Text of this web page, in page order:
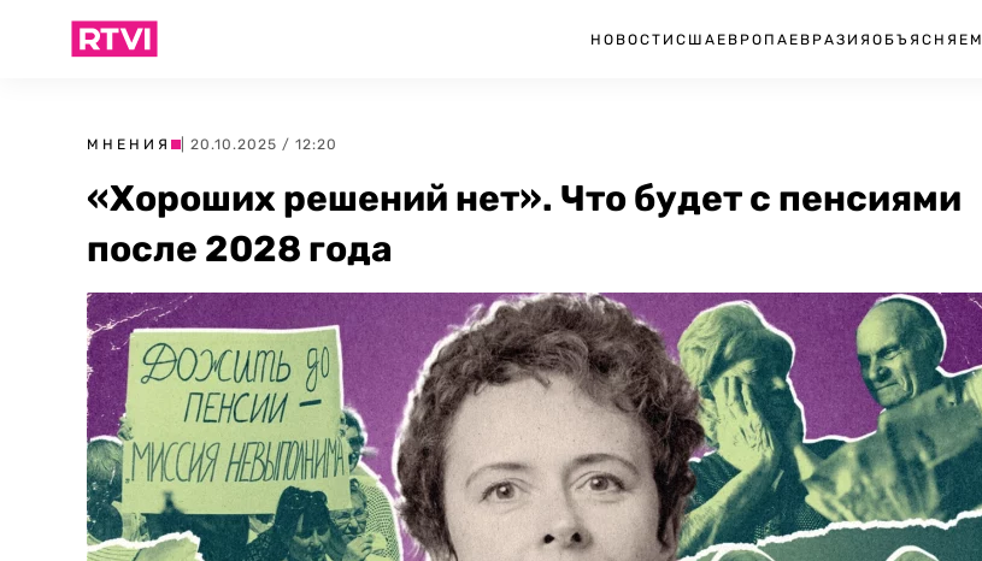
НОВОСТИ США ЕВРОПА ЕВРАЗИЯ ОБЪЯСНЯЕМ
МНЕНИЯ | 20.10.2025 / 12:20
«Хороших решений нет». Что будет с пенсиями
после 2028 года